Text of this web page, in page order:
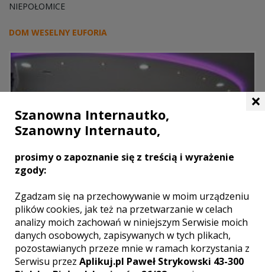
NIEPOŁOMICE
DOM WESELNY EUFORIA
MYŚLENICE
×
Szanowna Internautko,
Szanowny Internauto,
prosimy o zapoznanie się z treścią i wyrażenie
zgody:
Zgadzam się na przechowywanie w moim urządzeniu
plików cookies, jak też na przetwarzanie w celach
analizy moich zachowań w niniejszym Serwisie moich
danych osobowych, zapisywanych w tych plikach,
pozostawianych przeze mnie w ramach korzystania z
Serwisu przez Aplikuj.pl Paweł Strykowski 43-300